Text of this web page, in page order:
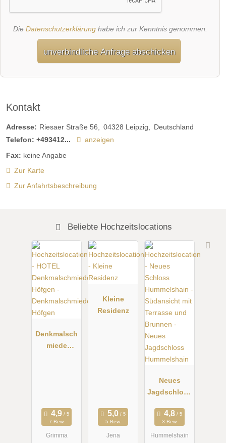
Die Datenschutzerklärunghabe ich zur Kenntnis genommen.
unverbindliche Anfrage abschicken
Kontakt
Adresse: Riesaer Straße 56 04328 Leipzig
Deutschland
Telefon: +493412...
anzeigen
Fax: keine Angabe
Zur Karte
Zur Anfahrtsbeschreibung
Beliebte Hochzeitslocations
Denkmalsch
miede
7 Bew.
Grimma
Kleine
Residenz
5 Bew.
Jena
Neues
Jagdschloss
n
3 Bew.
Hummelshain